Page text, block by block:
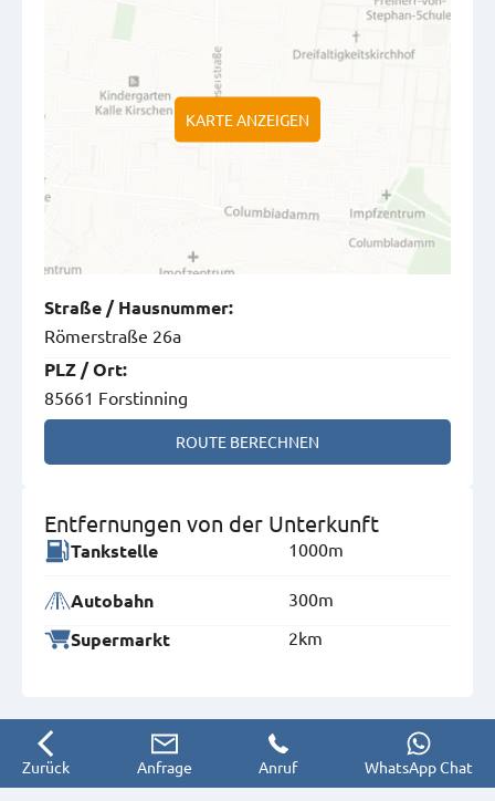
KARTE ANZEIGEN
Straße / Hausnummer:
Römerstraße 26a
PLZ /Ort:
85661 Forstinning
ROUTE BERECHNEN
Entfernungen von der Unterkunft
Tankstelle 1000m
Autobahn 300m
Supermarkt 2km
Zurück Anfrage Anruf WhatsApp Chat